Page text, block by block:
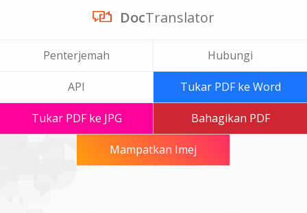
DocTranslator
Penterjemah Hubungi
API Tukar PDF ke Word
Tukar PDF ke JPG Bahagikan PDF
Mampatkan Imej